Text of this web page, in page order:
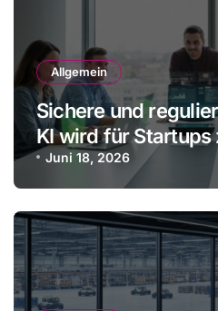
Allgemein
Sichere und
KI wird für Startups
Juni 18, 2026